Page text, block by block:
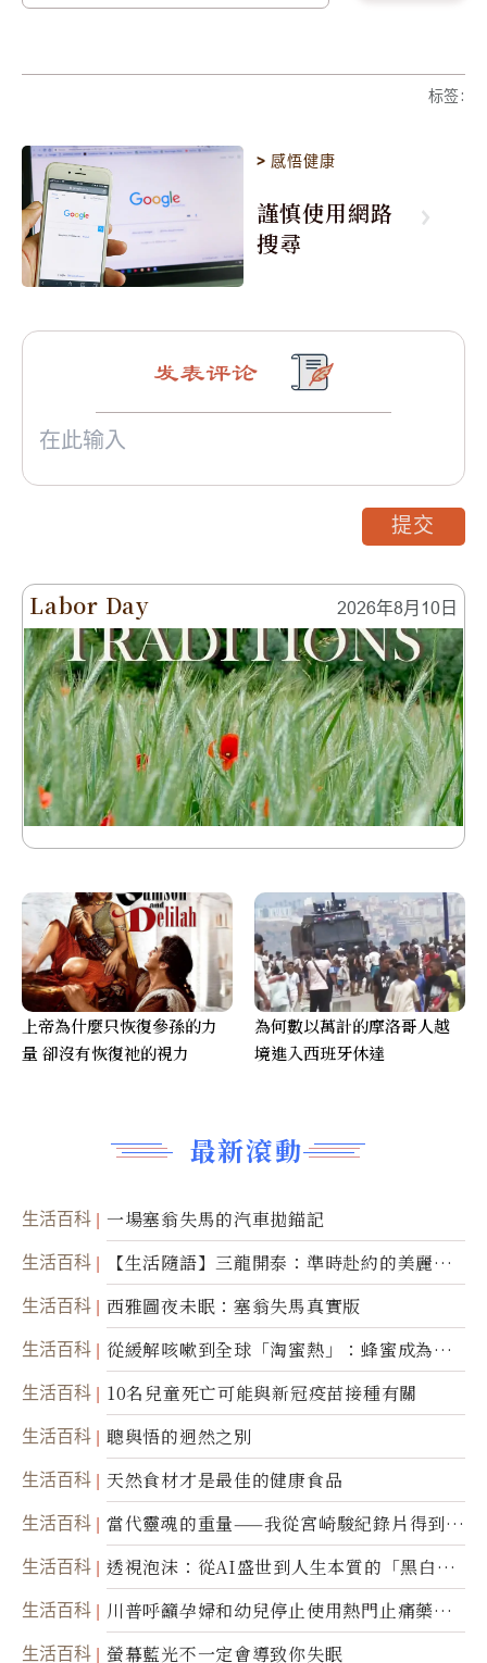
标签:
> 感悟健康
謹慎使用網路
搜尋
Labor Day 2026年8月10日
最新滾動
生活百科 一場塞翁失馬的汽車拋錨記
生活百科
【生活隨語】三龍開泰：準時赴約的美麗震
撼
生活百科 西雅圖夜未眠：塞翁失馬真實版
生活百科
從緩解咳嗽到全球「淘蜜熱」：蜂蜜成為健
康產業前沿商品
生活百科 10名兒童死亡可能與新冠疫苗接種有關
生活百科 聰與悟的迥然之別
生活百科 天然食材才是最佳的健康食品
生活百科
當代靈魂的重量——我從宮崎駿紀錄片得到的
省思
生活百科
透視泡沫：從AI盛世到人生本質的「黑白一
瞬」
生活百科
川普呼籲孕婦和幼兒停止使用熱門止痛藥泰
諾
生活百科 螢幕藍光不一定會導致你失眠
发表评论
提交
上帝為什麼只恢復參孫的力
量 卻沒有恢復祂的視力
為何數以萬計的摩洛哥人越
境進入西班牙休達